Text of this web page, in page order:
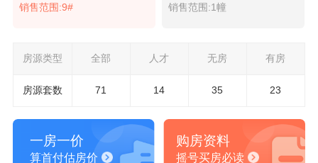
销售范围:9#
销售范围:1幢
房源类型 全部 人才 无房 有房
房源套数 71 14 35 23
一房一价
算首付估房价
购房资料
摇号买房必读